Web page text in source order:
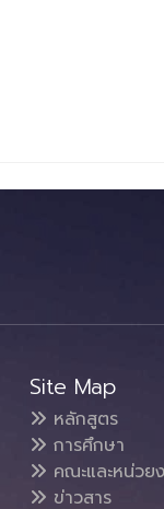
Site Map
หลักสูตร
การศึกษา
คณะและหน่วย
ข่าวสาร